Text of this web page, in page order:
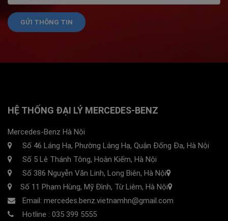
HỆ THỐNG ĐẠI LÝ MERCEDES-BENZ
Mercedes-Benz Hà Nội
Số 46 Láng Hạ, Phường Láng Hạ, Quận Đống Đa, Hà Nội
Số 5 Lê Thánh Tông, Hoàn Kiếm, Hà Nội
Số 386 Nguyễn Văn Linh, Long Biên, Hà Nội
Số 11 Phạm Hùng, Mỹ Đình, Từ Liêm, Hà Nội
Email: mercedes.benz.vietnamhn@gmail.com
Hotline : 035 399 5555